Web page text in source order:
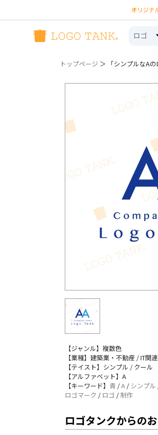
オリジナ
ロゴ
トップページ ＞ 「シンプルなAの
【ジャンル】複数色
【業種】建築業・不動産 / IT関連
【テイスト】シンプル / クール
【アルファベット】A
【キーワード】 青 /A / シンプル
ロゴマーク / ロゴ / 制作
ロゴタンクからの